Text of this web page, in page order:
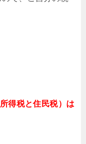
得税と住民税）は